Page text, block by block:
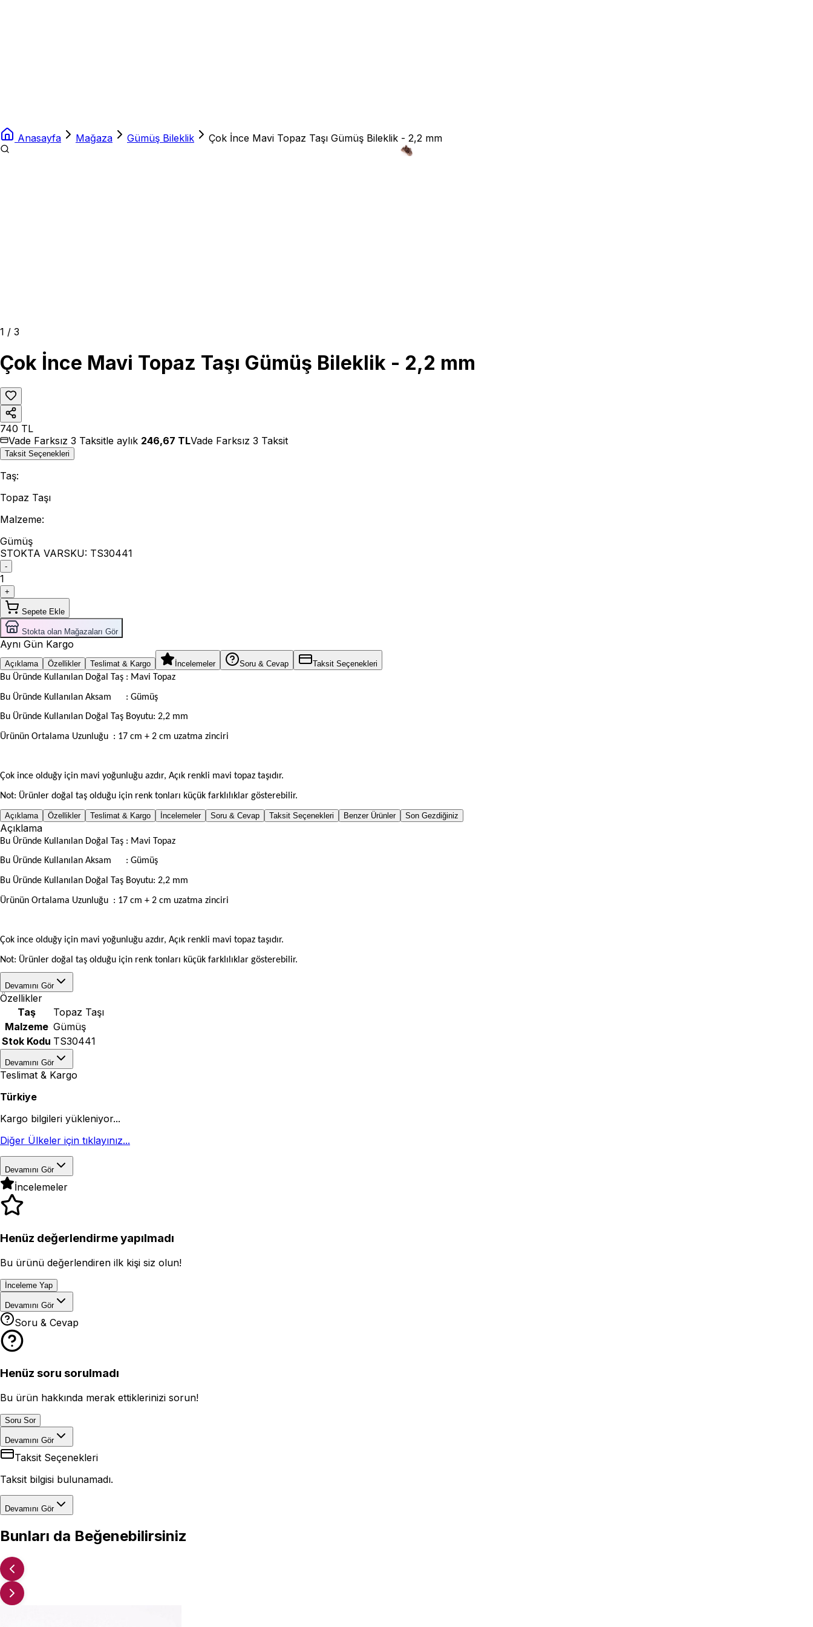
Anasayfa Mağaza Gümüş Bileklik Çok İnce Mavi Topaz Taşı Gümüş Bileklik - 2,2 mm
1 / 3
Çok İnce Mavi Topaz Taşı Gümüş Bileklik - 2,2 mm
740 TL
Vade Farksız 3 Taksitle aylık 246,67 TLVade Farksız 3 Taksit
Taksit Seçenekleri
Taş:
Topaz Taşı
Malzeme:
Gümüş
STOKTA VARSKU: TS30441
-
1
+
Sepete Ekle
Stokta olan Mağazaları Gör
Aynı Gün Kargo
Açıklama Özellikler Teslimat & Kargo İncelemeler Soru & Cevap Taksit Seçenekleri
Bu Üründe Kullanılan Doğal Taş : Mavi Topaz
Bu Üründe Kullanılan Aksam : Gümüş
Bu Üründe Kullanılan Doğal Taş Boyutu: 2,2 mm
Ürünün Ortalama Uzunluğu : 17 cm + 2 cm uzatma zinciri
Çok ince olduğy için mavi yoğunluğu azdır, Açık renkli mavi topaz taşıdır.
Not: Ürünler doğal taş olduğu için renk tonları küçük farklılıklar gösterebilir.
Açıklama Özellikler Teslimat & Kargo İncelemeler Soru & Cevap Taksit Seçenekleri Benzer Ürünler Son Gezdiğiniz
Açıklama
Bu Üründe Kullanılan Doğal Taş : Mavi Topaz
Bu Üründe Kullanılan Aksam : Gümüş
Bu Üründe Kullanılan Doğal Taş Boyutu: 2,2 mm
Ürünün Ortalama Uzunluğu : 17 cm + 2 cm uzatma zinciri
Çok ince olduğy için mavi yoğunluğu azdır, Açık renkli mavi topaz taşıdır.
Not: Ürünler doğal taş olduğu için renk tonları küçük farklılıklar gösterebilir.
Devamını Gör
Özellikler
Taş
Topaz Taşı
Malzeme Gümüş
Stok Kodu TS30441
Devamını Gör
Teslimat & Kargo
Türkiye
Kargo bilgileri yükleniyor...
Diğer Ülkeler için tıklayınız...
Devamını Gör
İncelemeler
Henüz değerlendirme yapılmadı
Bu ürünü değerlendiren ilk kişi siz olun!
İnceleme Yap
Devamını Gör
Soru & Cevap
Henüz soru sorulmadı
Bu ürün hakkında merak ettiklerinizi sorun!
Soru Sor
Devamını Gör
Taksit Seçenekleri
Taksit bilgisi bulunamadı.
Devamını Gör
Bunları da Beğenebilirsiniz